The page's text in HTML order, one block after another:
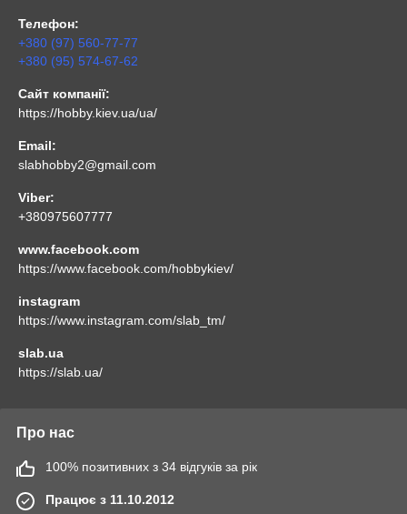
Телефон:
+380 (97) 560-77-77
+380 (95) 574-67-62
Сайт компанії:
https://hobby.kiev.ua/ua/
Email:
slabhobby2@gmail.com
Viber:
+380975607777
www.facebook.com
https://www.facebook.com/hobbykiev/
instagram
https://www.instagram.com/slab_tm/
slab.ua
https://slab.ua/
Про нас
100% позитивних з 34 відгуків за рік
Працює з 11.10.2012